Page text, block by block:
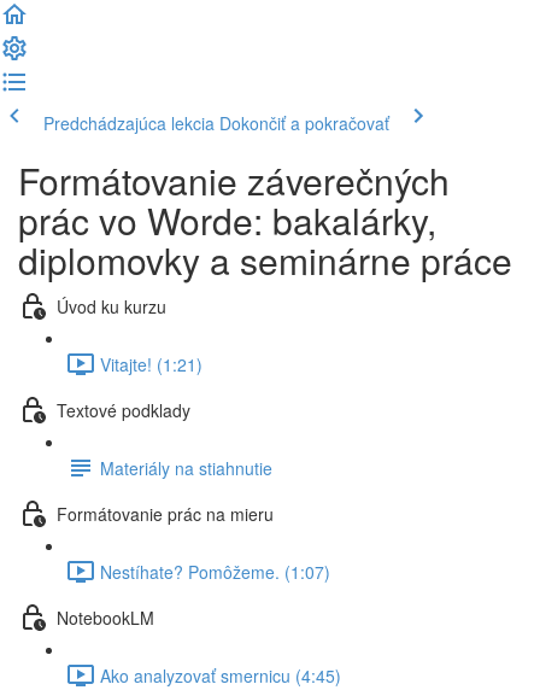
Predchádzajúca lekcia Dokončiť a pokračovať
Formátovanie záverečných
prác vo Worde: bakalárky,
diplomovky a seminárne práce
Úvod ku kurzu
Vitajte! (1:21)
Textové podklady
Materiály na stiahnutie
Formátovanie prác na mieru
Nestíhate? Pomôžeme. (1:07)
NotebookLM
Ako analyzovať smernicu (4:45)